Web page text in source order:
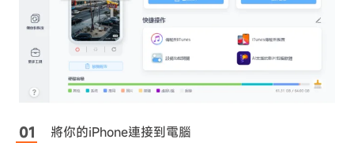
將你的iPhone連接到電腦